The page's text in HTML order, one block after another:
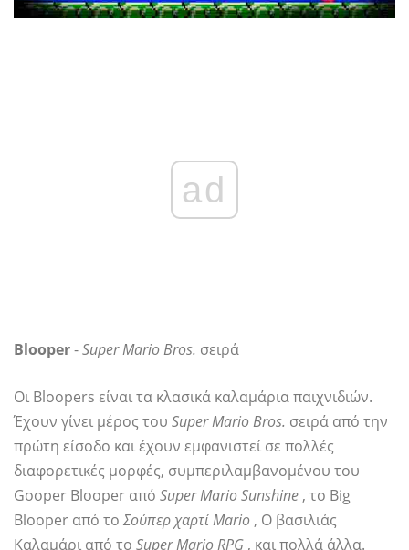
ad
Blooper-Super Mario Bros. σειρά
Οι Bloopers είναι τα κλασικά καλαμάρια παιχνιδιών.
Έχουν γίνει μέρος του Super Mario Bros. σειρά από την
πρώτη είσοδο και έχουν εμφανιστεί σε πολλές
διαφορετικές μορφές, συμπεριλαμβανομένου του
Gooper Blooper από Super Mario Sunshine , το Big
Blooper από το Σούπερ χαρτί Mario , Ο βασιλιάς
Καλαμάρι από το Super Mario RPG , και πολλά άλλα.